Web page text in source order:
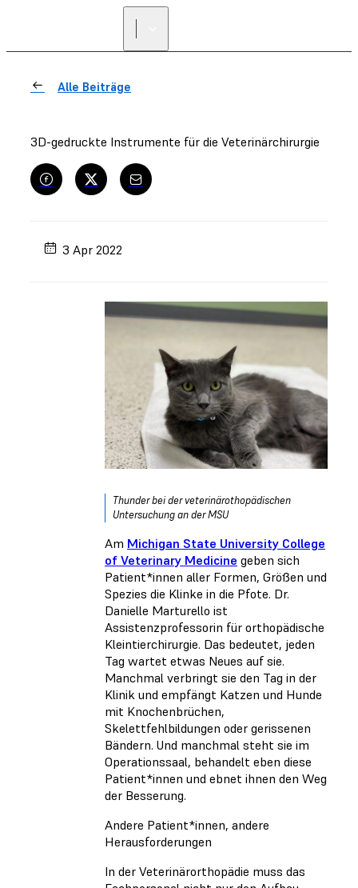
Alle Beiträge
3D-gedruckte Instrumente für die Veterinärchirurgie
3 Apr 2022
Thunder bei der veterinärothopädischen
Untersuchung an der MSU
Am Michigan State University College
of Veterinary Medicine geben sich
Patient*innen aller Formen, Größen und
Spezies die Klinke in die Pfote. Dr.
Danielle Marturello ist
Assistenzprofessorin für orthopädische
Kleintierchirurgie. Das bedeutet, jeden
Tag wartet etwas Neues auf sie.
Manchmal verbringt sie den Tag in der
Klinik und empfängt Katzen und Hunde
mit Knochenbrüchen,
Skelettfehlbildungen oder gerissenen
Bändern. Und manchmal steht sie im
Operationssaal, behandelt eben diese
Patient*innen und ebnet ihnen den Weg
der Besserung.
Andere Patient*innen, andere
Herausforderungen
In der Veterinärorthopädie muss das